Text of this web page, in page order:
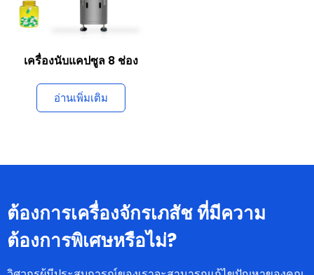
เครื่องนับแคปซูล 8 ช่อง
อ่านเพิ่มเติม
ต้องการเครื่องจักรเภสัช ที่มีความ
ต้องการพิเศษหรือไม่?